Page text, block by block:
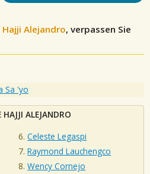
Hajji Alejandro, verpassen Sie
Sa 'yo
ALEJANDRO
Celeste Legaspi
Raymond Lauchengco
Wency Cornejo